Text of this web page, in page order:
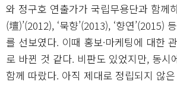
와 정구호 연출가가 국립무용단과 함께
(壇)’(2012), ‘묵향’(2013), ‘향연’(2015)
를 선보였다. 이때 홍보·마케팅에 대한
로 바뀐 것 같다. 비판도 있었지만, 동시
함께 따랐다. 아직 제대로 정립되지 않